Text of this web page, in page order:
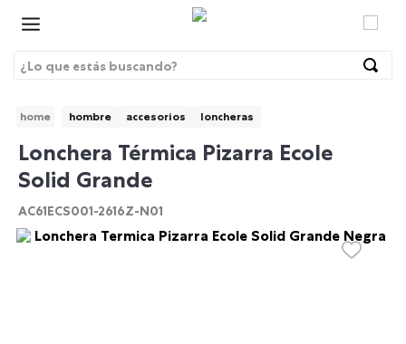
¿Lo que estás buscando?
1.
morrales
2.
gorras
3.
bolsos
4.
lonchera
hombre accesorios loncheras
Lonchera Térmica Pizarra Ecole
Solid Grande
AC61ECS001-2616Z-N01